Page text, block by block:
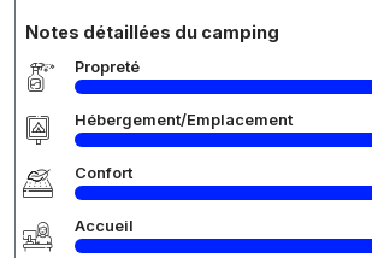
Notes détaillées du camping
Propreté
Hébergement/Emplacement
Confort
Accueil